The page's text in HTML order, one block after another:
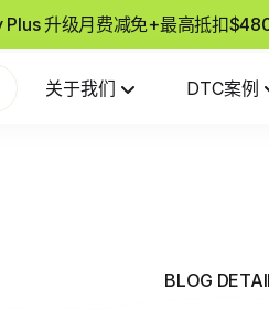
Plus 升级月费减免+最高抵扣
关于我们 DTC案例
BLOG